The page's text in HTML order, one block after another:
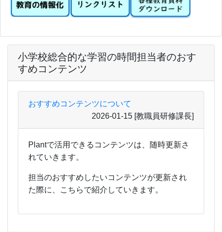
小学校総合的な学習の時間担当者のおす
すめコンテンツ
おすすめコンテンツについて
2026-01-15 [教職員研修課長]
Plantで活用できるコンテンツは、随時更新さ
れていきます。
担当のおすすめしたいコンテンツが更新され
た際に、こちらで紹介していきます。